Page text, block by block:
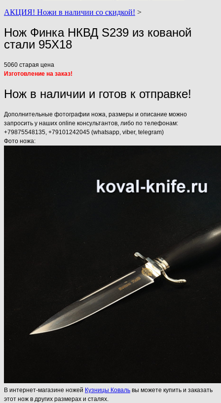
АКЦИЯ! Ножи в наличии со скидкой! >
Нож Финка НКВД S239 из кованой
стали 95Х18
5060 старая цена
Изготовление на заказ!
Нож в наличии и готов к отправке!
Дополнительные фотографии ножа, размеры и описание можно
запросить у наших online консультантов, либо по телефонам:
+79875548135, +79101242045 (whatsapp, viber, telegram)
Фото ножа:
В интернет-магазине ножей Кузницы Коваль вы можете купить и заказать
этот нож в других размерах и сталях.